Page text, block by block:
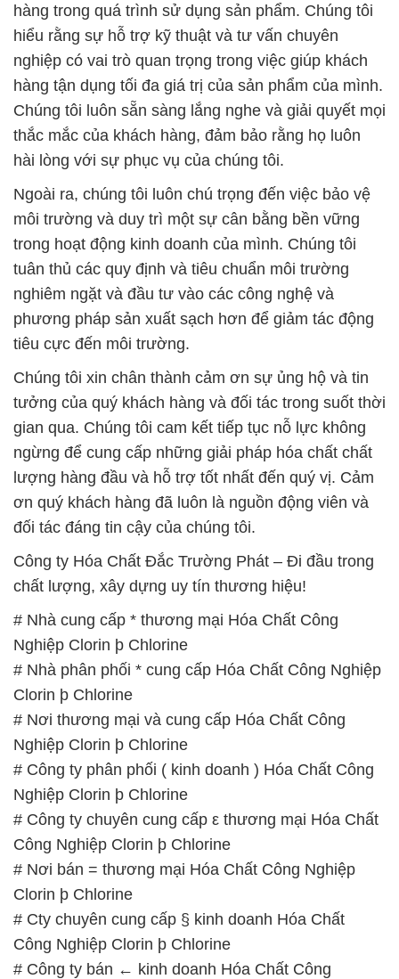
hàng trong quá trình sử dụng sản phẩm. Chúng tôi
hiểu rằng sự hỗ trợ kỹ thuật và tư vấn chuyên
nghiệp có vai trò quan trọng trong việc giúp khách
hàng tận dụng tối đa giá trị của sản phẩm của mình.
Chúng tôi luôn sẵn sàng lắng nghe và giải quyết mọi
thắc mắc của khách hàng, đảm bảo rằng họ luôn
hài lòng với sự phục vụ của chúng tôi.
Ngoài ra, chúng tôi luôn chú trọng đến việc bảo vệ
môi trường và duy trì một sự cân bằng bền vững
trong hoạt động kinh doanh của mình. Chúng tôi
tuân thủ các quy định và tiêu chuẩn môi trường
nghiêm ngặt và đầu tư vào các công nghệ và
phương pháp sản xuất sạch hơn để giảm tác động
tiêu cực đến môi trường.
Chúng tôi xin chân thành cảm ơn sự ủng hộ và tin
tưởng của quý khách hàng và đối tác trong suốt thời
gian qua. Chúng tôi cam kết tiếp tục nỗ lực không
ngừng để cung cấp những giải pháp hóa chất chất
lượng hàng đầu và hỗ trợ tốt nhất đến quý vị. Cảm
ơn quý khách hàng đã luôn là nguồn động viên và
đối tác đáng tin cậy của chúng tôi.
Công ty Hóa Chất Đắc Trường Phát – Đi đầu trong
chất lượng, xây dựng uy tín thương hiệu!
# Nhà cung cấp * thương mại Hóa Chất Công
Nghiệp Clorin þ Chlorine
# Nhà phân phối * cung cấp Hóa Chất Công Nghiệp
Clorin þ Chlorine
# Nơi thương mại và cung cấp Hóa Chất Công
Nghiệp Clorin þ Chlorine
# Công ty phân phối ( kinh doanh ) Hóa Chất Công
Nghiệp Clorin þ Chlorine
# Công ty chuyên cung cấp ε thương mại Hóa Chất
Công Nghiệp Clorin þ Chlorine
# Nơi bán = thương mại Hóa Chất Công Nghiệp
Clorin þ Chlorine
# Cty chuyên cung cấp § kinh doanh Hóa Chất
Công Nghiệp Clorin þ Chlorine
# Công ty bán ← kinh doanh Hóa Chất Công